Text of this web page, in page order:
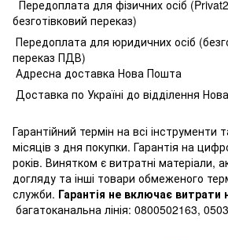
Передоплата для фізичних осіб
безготівковий переказ)
Передоплата для юридичних осіб
переказ ПДВ)
Адресна доставка Нова Пошта
Доставка по Україні до відділення
Гарантійний термін на всі інструменти
місяців з дня покупки. Гарантія на
років. Винятком є витратні матеріали,
догляду та інші товари обмеженого
служби. Гарантія не включає витрати
багатоканальна лінія: 0800502163,